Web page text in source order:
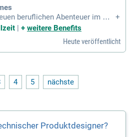
mit über 50 Jahren Erfahrun
beruflichen Abenteuer im Ma
Technischen Produktdesigne
Systemen wie Autodesk Invent
MS Office werden bei uns gesch
Flexibilität und eine zie
für uns essenziell. Gestalten
+
| + weitere Benefits
Heute veröffentlicht
4 5 nächste
Produktdesigner?